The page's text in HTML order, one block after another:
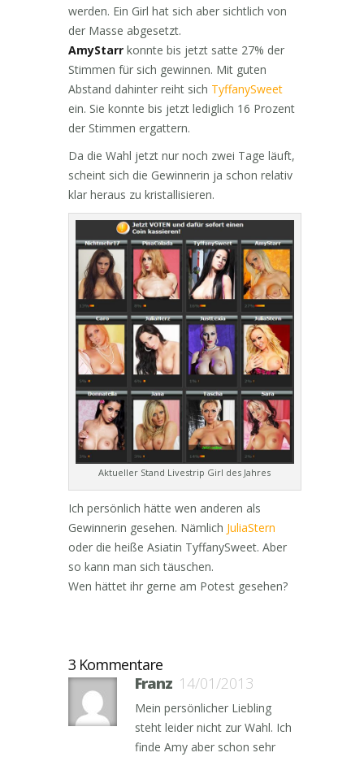
werden. Ein Girl hat sich aber sichtlich von
der Masse abgesetzt.
AmyStarr konnte bis jetzt satte 27% der
Stimmen für sich gewinnen. Mit guten
Abstand dahinter reiht sich TyffanySweet
ein. Sie konnte bis jetzt lediglich 16 Prozent
der Stimmen ergattern.
Da die Wahl jetzt nur noch zwei Tage läuft,
scheint sich die Gewinnerin ja schon relativ
klar heraus zu kristallisieren.
Aktueller Stand Livestrip Girl des Jahres
Ich persönlich hätte wen anderen als
Gewinnerin gesehen. Nämlich JuliaStern
oder die heiße Asiatin TyffanySweet. Aber
so kann man sich täuschen.
Wen hättet ihr gerne am Potest gesehen?
3 Kommentare
Franz 14/01/2013
Mein persönlicher Liebling
steht leider nicht zur Wahl. Ich
finde Amy aber schon sehr